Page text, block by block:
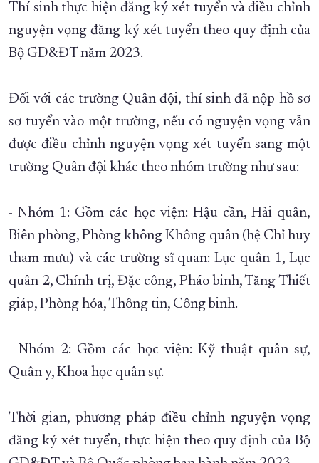
Thí sinh thực hiện đăng ký xét tuyển và điều chỉnh
nguyện vọng đăng ký xét tuyển theo quy định của
Bộ GD&ĐT năm 2023.
Đối với các trường Quân đội, thí sinh đã nộp hồ sơ
sơ tuyển vào một trường, nếu có nguyện vọng vẫn
được điều chỉnh nguyện vọng xét tuyển sang một
trường Quân đội khác theo nhóm trường như sau:
- Nhóm 1: Gồm các học viện: Hậu cần, Hải quân,
Biên phòng, Phòng không-Không quân (hệ Chỉ huy
tham mưu) và các trường sĩ quan: Lục quân 1, Lục
quân 2, Chính trị, Đặc công, Pháo binh, Tăng Thiết
giáp, Phòng hóa, Thông tin, Công binh.
- Nhóm 2: Gồm các học viện: Kỹ thuật quân sự,
Quân y, Khoa học quân sự.
Thời gian, phương pháp điều chỉnh nguyện vọng
đăng ký xét tuyển, thực hiện theo quy định của Bộ